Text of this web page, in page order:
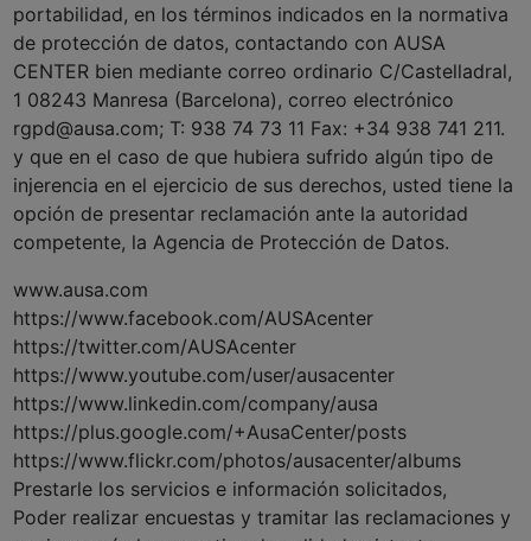
portabilidad, en los términos indicados en la normativa
de protección de datos, contactando con AUSA
CENTER bien mediante correo ordinario C/Castelladral,
1 08243 Manresa (Barcelona), correo electrónico
rgpd@ausa.com; T: 938 74 73 11 Fax: +34 938 741 211.
y que en el caso de que hubiera sufrido algún tipo de
injerencia en el ejercicio de sus derechos, usted tiene la
opción de presentar reclamación ante la autoridad
competente, la Agencia de Protección de Datos.
www.ausa.com
https://www.facebook.com/AUSAcenter
https://twitter.com/AUSAcenter
https://www.youtube.com/user/ausacenter
https://www.linkedin.com/company/ausa
https://plus.google.com/+AusaCenter/posts
https://www.flickr.com/photos/ausacenter/albums
Prestarle los servicios e información solicitados,
Poder realizar encuestas y tramitar las reclamaciones y